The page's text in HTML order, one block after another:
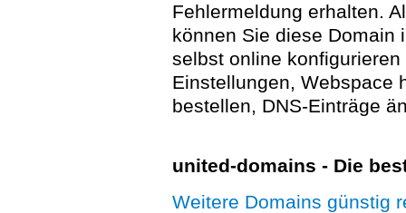
Fehlermeldung erhalten.
können Sie diese Domain
selbst online
Einstellungen, Webspace
bestellen, DNS-Einträge
united-domains - Die
Weitere Domains günstig